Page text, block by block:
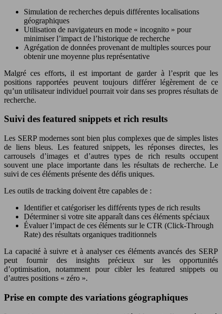
Simulation de recherches depuis différentes localisations
géographiques
Utilisation de navigateurs en mode « incognito » pour
minimiser l’impact de l’historique de recherche
Agrégation de données provenant de multiples sources pour
obtenir une moyenne plus représentative
Malgré ces efforts, il est important de garder à l’esprit que les
positions rapportées peuvent toujours différer légèrement de ce
qu’un utilisateur individuel pourrait voir dans ses propres résultats de
recherche.
Suivi des featured snippets et rich results
Les SERP modernes sont bien plus complexes que de simples listes
de liens bleus. Les featured snippets, les réponses directes, les
carrousels d’images et d’autres types de rich results occupent
souvent une place importante dans les résultats de recherche. Le
suivi de ces éléments présente des défis uniques.
Les outils de tracking doivent être capables de :
Identifier et catégoriser les différents types de rich results
Déterminer si votre site apparaît dans ces éléments spéciaux
Évaluer l’impact de ces éléments sur le CTR (Click-Through
Rate) des résultats organiques traditionnels
La capacité à suivre et à analyser ces éléments avancés des SERP
peut fournir des insights précieux sur les opportunités
d’optimisation, notamment pour cibler les featured snippets ou
d’autres positions « zéro ».
Prise en compte des variations géographiques